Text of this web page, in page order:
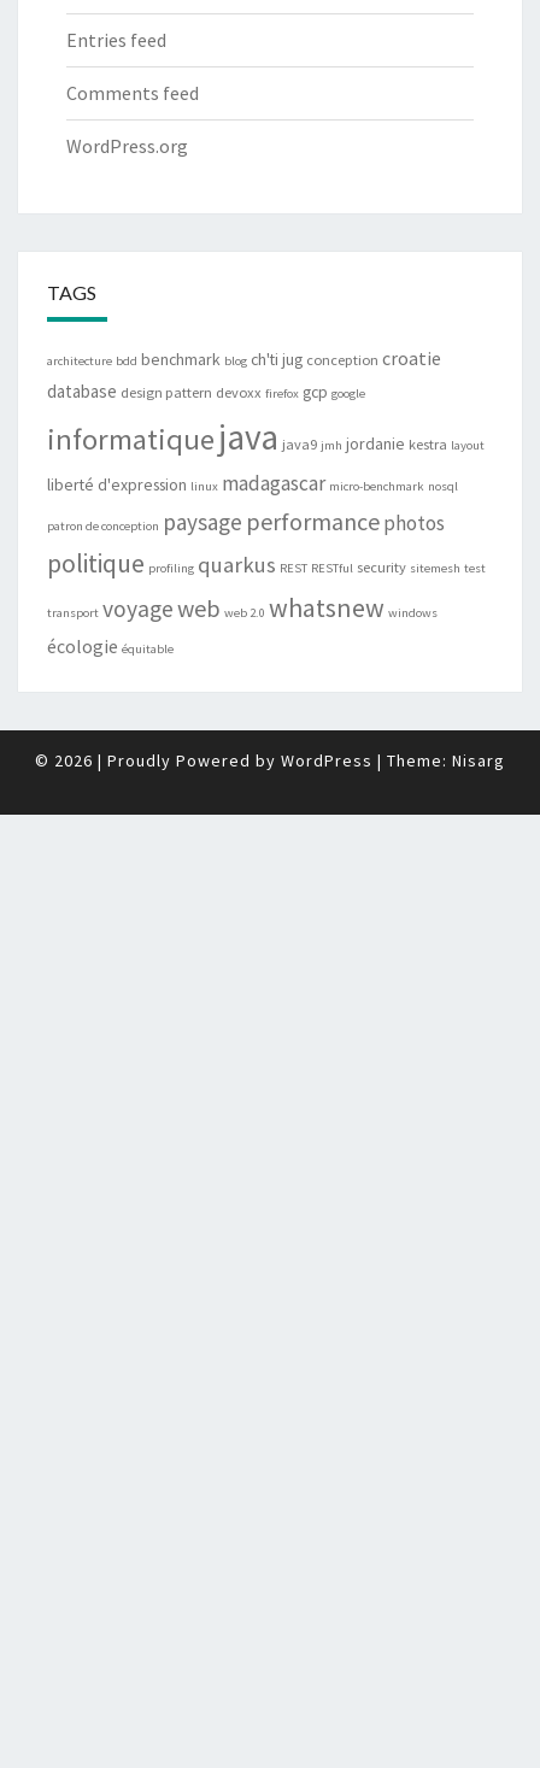
Entries feed
Comments feed
WordPress.org
TAGS
architecture bdd benchmark blog ch'ti jug conception croatie
database design pattern devoxx firefox gcp google
informatiquejava java9 jmh jordanie kestra layout
liberté d'expression linux madagascar micro-benchmark nosql
patron de conception paysage performancephotos
politique profiling quarkus REST RESTful security sitemesh test
transport voyageweb web 2.0 whatsnew windows
écologie équitable
© 2026 | Proudly Powered by WordPress | Theme: Nisarg